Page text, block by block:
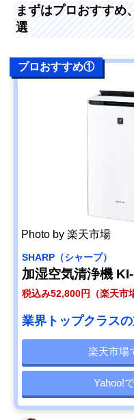
まずはプロおすすめ
選
プロおすすめ①
Photo by 楽天市場
SHARP（シャープ）
加湿空気清浄機
税込み52,800円（楽天市
業界トップクラス
楽天市場
Yahoo!